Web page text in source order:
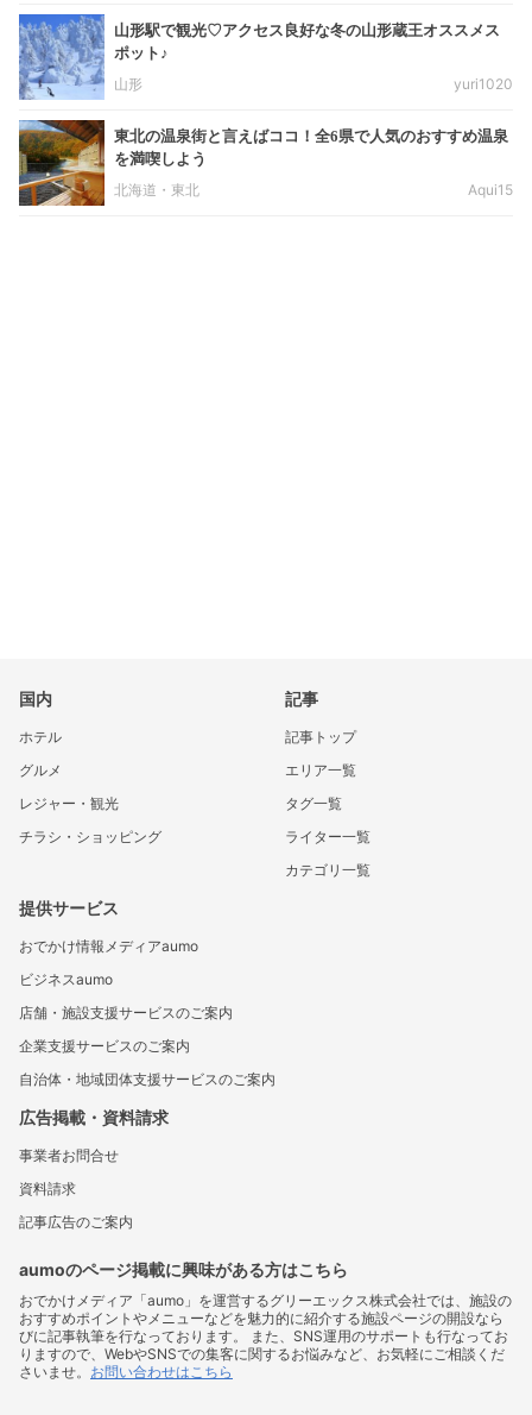
山形駅で観光♡アクセス良好な冬の山形蔵王オススメス
ポット♪
山形
yuri1020
東北の温泉街と言えばココ！全6県で人気のおすすめ温泉
を満喫しよう
北海道・東北
Aqui15
国内
ホテル
グルメ
レジャー・観光
チラシ・ショッピング
記事
記事トップ
エリア一覧
タグ一覧
ライター一覧
カテゴリ一覧
提供サービス
おでかけ情報メディアaumo
ビジネスaumo
店舗・施設支援サービスのご案内
企業支援サービスのご案内
自治体・地域団体支援サービスのご案内
広告掲載・資料請求
事業者お問合せ
資料請求
記事広告のご案内
aumoのページ掲載に興味がある方はこちら
おでかけメディア「aumo」を運営するグリーエックス株式会社では、施設の
おすすめポイントやメニューなどを魅力的に紹介する施設ページの開設なら
びに記事執筆を行なっております。 また、SNS運用のサポートも行なってお
りますので、WebやSNSでの集客に関するお悩みなど、お気軽にご相談くだ
さいませ。 お問い合わせはこちら